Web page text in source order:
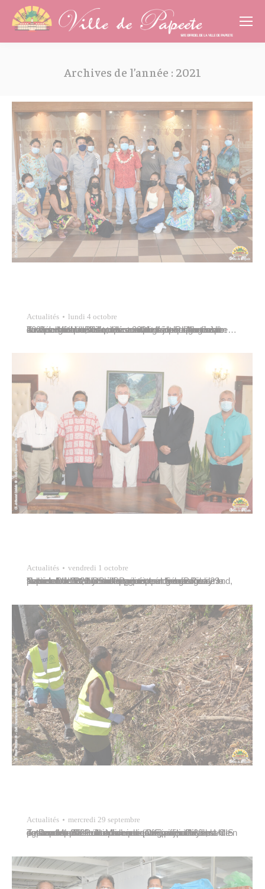
Archives de l’année : 2021
Actualités lundi 4 octobre
Tavana Michel Buillard accueillait ce lundi 4 octobre 2021 à l’hôtel de ville, quinze nouveaux engagés du service civique, lesquels seront affectés dans sept écoles maternelles et élémentaires de Papeete à compter du mois d’octobre 2021 et jusqu’à la fin de l’année scolaire. Il était accompagné pour l’occasion de Georges Vanffau, directeur de l’école élémentaire…
Actualités vendredi 1 octobre
Tavana Michel Buillard a rencontré ce mercredi 29 septembre 2021 Olivier Paquette et Serge Rivayrand, tous deux commissaires généraux de la Police Nationale. Il était accompagné pour l’occasion de Patrick Bordet, conseiller municipal en charge de la police et de Rémy Brillant, directeur général des services de la Ville de Papeete..
Actualités mercredi 29 septembre
Tavana Michel Buillard a rencontré ce jeudi 30 septembre 2021 de nombreux stagiaires en convention d’insertion sociale (CIS) affectés à la Ville de Papeete.Des élus du conseil municipal étaient également présents.Mis en œuvre par le Pays, la CIS est un dispositif exceptionnel qui vise à aider des personnes en situation de précarité particulièrement en cette…
Cookies management panel